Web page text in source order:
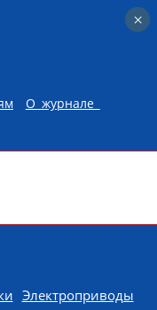
О журнале
Электроприводы
×
×